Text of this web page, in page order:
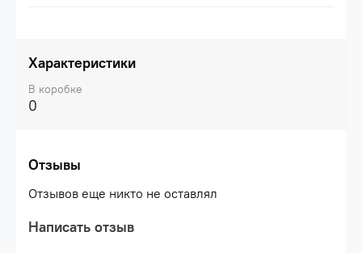
Характеристики
В коробке
0
Отзывы
Отзывов еще никто не оставлял
Написать отзыв